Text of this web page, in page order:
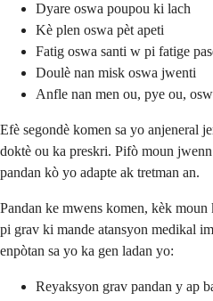
Dyare oswa poupou ki lach
Kè plen oswa pèt apeti
Fatig oswa santi w pi fatige
Doulè nan misk oswa jwenti
Anfle nan men ou, pye ou,
Efè segondè komen sa yo anjeneral
doktè ou ka preskri. Pifò moun
pandan kò yo adapte ak tretman an.
Pandan ke mwens komen, kèk moun
pi grav ki mande atansyon medikal
enpòtan sa yo ka gen ladan yo:
Reyaksyon grav pandan y ap